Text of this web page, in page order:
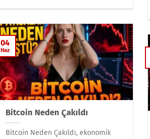
Bitcoin Neden Çakıldı
Bitcoin Neden Çakıldı, ekonomik
04
Haz